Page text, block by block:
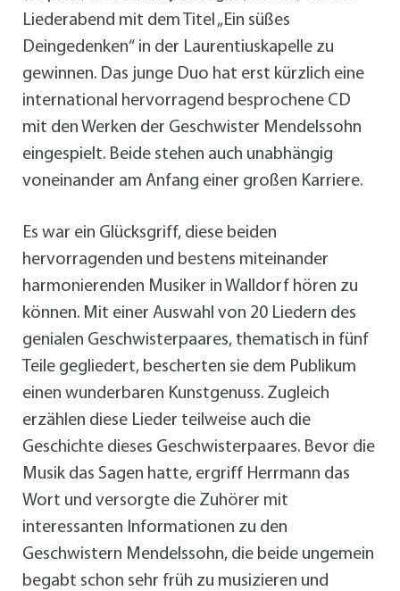
Liederabend mit dem Titel „Ein süßes
Deingedenken“ in der Laurentiuskapelle zu
gewinnen. Das junge Duo hat erst kürzlich eine
international hervorragend besprochene CD
mit den Werken der Geschwister Mendelssohn
eingespielt. Beide stehen auch unabhängig
voneinander am Anfang einer großen Karriere.
Es war ein Glücksgriff, diese beiden
hervorragenden und bestens miteinander
harmonierenden Musiker in Walldorf hören zu
können. Mit einer Auswahl von 20 Liedern des
genialen Geschwisterpaares, thematisch in fünf
Teile gegliedert, bescherten sie dem Publikum
einen wunderbaren Kunstgenuss. Zugleich
erzählen diese Lieder teilweise auch die
Geschichte dieses Geschwisterpaares. Bevor die
Musik das Sagen hatte, ergriff Herrmann das
Wort und versorgte die Zuhörer mit
interessanten Informationen zu den
Geschwistern Mendelssohn, die beide ungemein
begabt schon sehr früh zu musizieren und